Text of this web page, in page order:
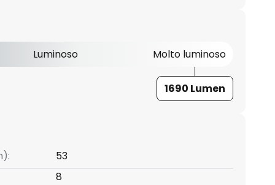
Luminoso Molto luminoso
1690 Lumen
53
8